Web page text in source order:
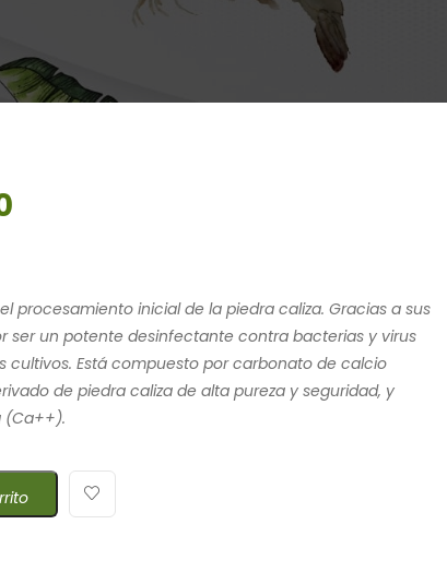
procesamiento inicial de la piedra caliza. Gracias a sus
ser un potente desinfectante contra bacterias y virus
cultivos. Está compuesto por carbonato de calcio
de piedra caliza de alta pureza y seguridad, y
(Ca++).